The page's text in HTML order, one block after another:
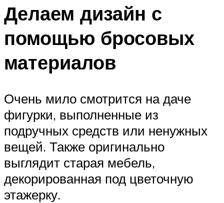
Делаем дизайн с
помощью бросовых
материалов
Очень мило смотрится на даче
фигурки, выполненные из
подручных средств или ненужных
вещей. Также оригинально
выглядит старая мебель,
декорированная под цветочную
этажерку.